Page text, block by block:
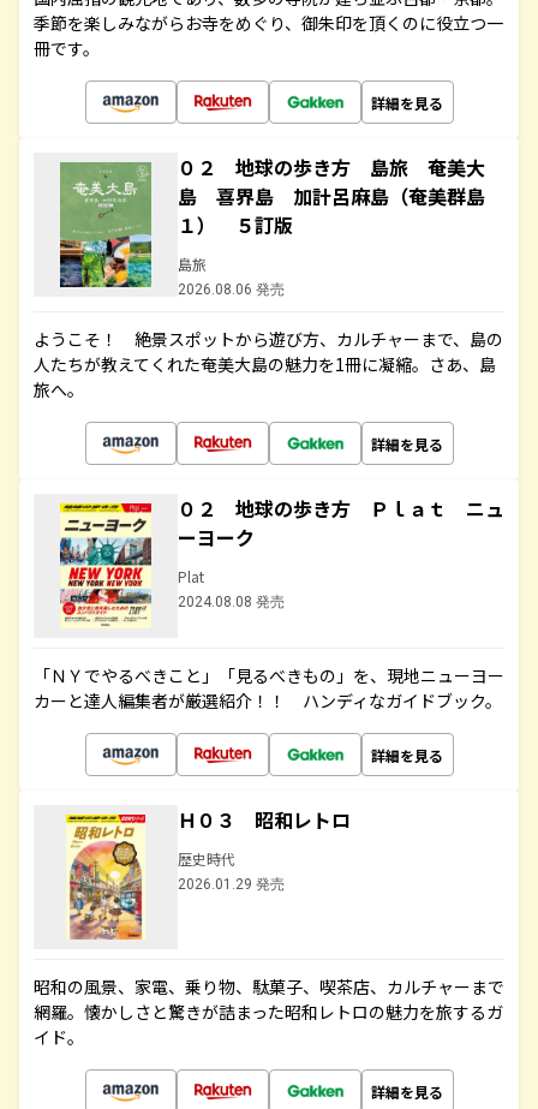
季節を楽しみながらお寺をめぐり、御朱印を頂くのに役立つ一
冊です。
詳細を見る
０２ 地球の歩き方 島旅 奄美大
島 喜界島 加計呂麻島（奄美群島
１） ５訂版
島旅
2026.08.06 発売
ようこそ！ 絶景スポットから遊び方、カルチャーまで、島の
人たちが教えてくれた奄美大島の魅力を1冊に凝縮。さあ、島
旅へ。
詳細を見る
０２ 地球の歩き方 Ｐｌａｔ ニュ
ーヨーク
Plat
2024.08.08 発売
「ＮＹでやるべきこと」「見るべきもの」を、現地ニューヨー
カーと達人編集者が厳選紹介！！ ハンディなガイドブック。
詳細を見る
Ｈ０３ 昭和レトロ
歴史時代
2026.01.29 発売
昭和の風景、家電、乗り物、駄菓子、喫茶店、カルチャーまで
網羅。懐かしさと驚きが詰まった昭和レトロの魅力を旅するガ
イド。
詳細を見る